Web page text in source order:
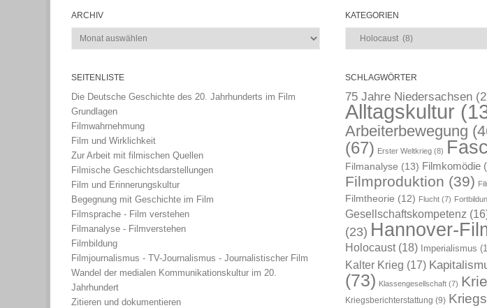
ARCHIV
Archiv
SEITENLISTE
Die Deutsche Geschichte des 20. Jahrhunderts im Film
Grundlagen
Filmwahrnehmung
Film und Wirklichkeit
Zur Arbeit mit filmischen Quellen
Filmische Geschichtsdarstellungen
Film und Erinnerungskultur
Begegnung mit Geschichte im Film
Filmsprache - Film verstehen
Filmanalyse - Filmverstehen
Filmbildung
Filmjournalismus - TV-Journalismus - Journalistischer Film
Wandel der medialen Kommunikationskultur im 20.
Jahrhundert
Zitieren und dokumentieren
KATEGORIEN
Kategorien
SCHLAGWÖRTER
75 Jahre Niedersachsen
Alltagskultur
Arbeiterbewegung
(67) Erster Weltkrieg (8)
Filmanalyse (13) Filmkomödie
Filmproduktion (39)
Filmtheorie (12) Flucht (7)
Gesellschaftskompetenz
(23) Hannover-
Holocaust(18) Imperialismus
Kalter Krieg (17)
(73) Klassengesellschaft (7)
Kriegsberichterstattung (9)